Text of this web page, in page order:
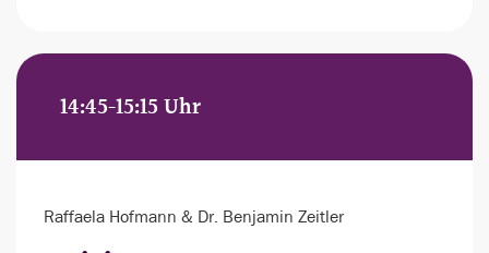
14:45-15:15 Uhr
Raffaela Hofmann & Dr. Benjamin Zeitler